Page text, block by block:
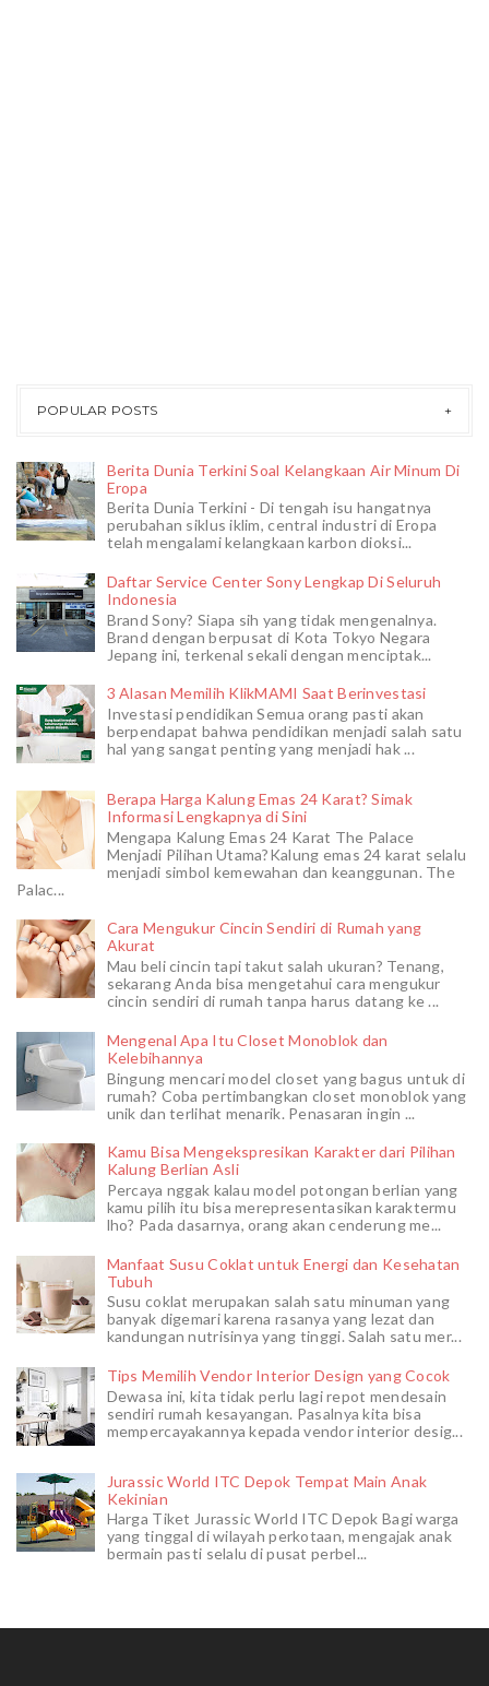
POPULAR POSTS
Berita Dunia Terkini Soal Kelangkaan Air Minum Di
Eropa
Berita Dunia Terkini - Di tengah isu hangatnya
perubahan siklus iklim, central industri di Eropa
telah mengalami kelangkaan karbon dioksi...
Daftar Service Center Sony Lengkap Di Seluruh
Indonesia
Brand Sony? Siapa sih yang tidak mengenalnya.
Brand dengan berpusat di Kota Tokyo Negara
Jepang ini, terkenal sekali dengan menciptak...
3 Alasan Memilih KlikMAMI Saat Berinvestasi
Investasi pendidikan Semua orang pasti akan
berpendapat bahwa pendidikan menjadi salah satu
hal yang sangat penting yang menjadi hak ...
Berapa Harga Kalung Emas 24 Karat? Simak
Informasi Lengkapnya di Sini
Mengapa Kalung Emas 24 Karat The Palace
Menjadi Pilihan Utama?Kalung emas 24 karat selalu
menjadi simbol kemewahan dan keanggunan. The
Palac...
Cara Mengukur Cincin Sendiri di Rumah yang
Akurat
Mau beli cincin tapi takut salah ukuran? Tenang,
sekarang Anda bisa mengetahui cara mengukur
cincin sendiri di rumah tanpa harus datang ke ...
Mengenal Apa Itu Closet Monoblok dan
Kelebihannya
Bingung mencari model closet yang bagus untuk di
rumah? Coba pertimbangkan closet monoblok yang
unik dan terlihat menarik. Penasaran ingin ...
Kamu Bisa Mengekspresikan Karakter dari Pilihan
Kalung Berlian Asli
Percaya nggak kalau model potongan berlian yang
kamu pilih itu bisa merepresentasikan karaktermu
lho? Pada dasarnya, orang akan cenderung me...
Manfaat Susu Coklat untuk Energi dan Kesehatan
Tubuh
Susu coklat merupakan salah satu minuman yang
banyak digemari karena rasanya yang lezat dan
kandungan nutrisinya yang tinggi. Salah satu mer...
Tips Memilih Vendor Interior Design yang Cocok
Dewasa ini, kita tidak perlu lagi repot mendesain
sendiri rumah kesayangan. Pasalnya kita bisa
mempercayakannya kepada vendor interior desig...
Jurassic World ITC Depok Tempat Main Anak
Kekinian
Harga Tiket Jurassic World ITC Depok Bagi warga
yang tinggal di wilayah perkotaan, mengajak anak
bermain pasti selalu di pusat perbel...